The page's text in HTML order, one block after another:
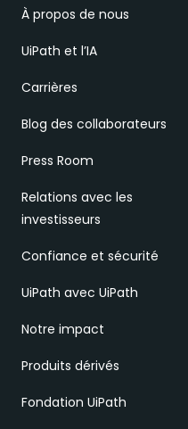
À propos de nous
UiPath et l’IA
Carrières
Blog des collaborateurs
Press Room
Relations avec les
investisseurs
Confiance et sécurité
UiPath avec UiPath
Notre impact
Produits dérivés
Fondation UiPath